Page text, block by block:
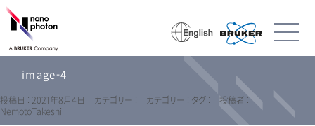
image-4
投稿日 : 2021年8月4日 カテゴリー : カテゴリー : タグ :
投稿者 :
NemotoTakeshi